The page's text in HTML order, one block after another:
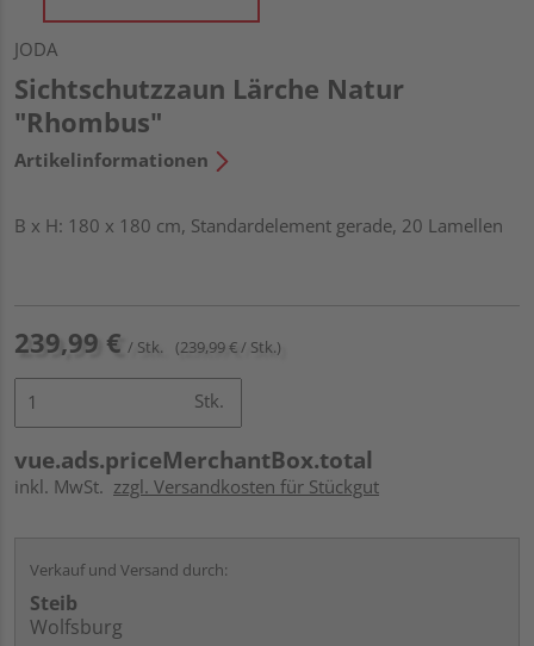
JODA
Sichtschutzzaun Lärche Natur
"Rhombus"
Artikelinformationen
B x H: 180 x 180 cm, Standardelement gerade, 20 Lamellen
239,99 € / Stk. (239,99 € / Stk.)
Stk.
vue.ads.priceMerchantBox.total
inkl. MwSt. zzgl. Versandkosten für Stückgut
Verkauf und Versand durch:
Steib
Wolfsburg